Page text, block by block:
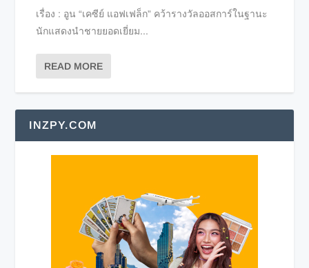
เรื่อง : อูน “เคซีย์ แอฟเฟล็ก” คว้ารางวัลออสการ์ในฐานะ
นักแสดงนำชายยอดเยี่ยม...
READ MORE
INZPY.COM